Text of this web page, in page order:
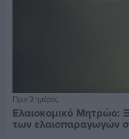
Πριν 3 ημέρες
Ελαιοκομικό Μητρώο:
των ελαιοπαραγωγών